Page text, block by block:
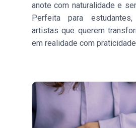
anote com naturalidade e
Perfeita para
artistas que querem
em realidade com